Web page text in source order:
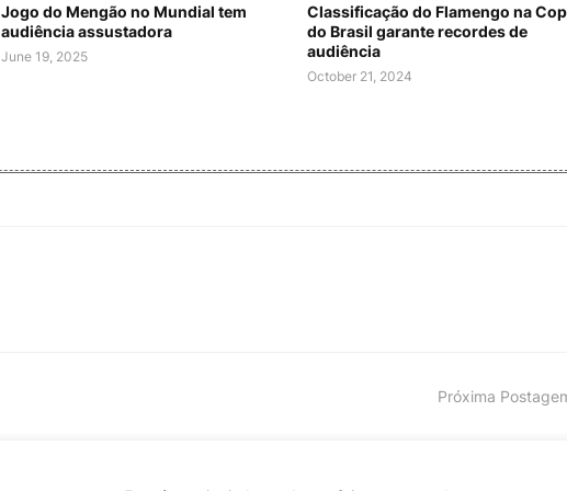
Jogo do Mengão no Mundial tem
audiência assustadora
June 19, 2025
Classificação do Flamengo na
do Brasil garante recordes de
audiência
October 21, 2024
Próxima